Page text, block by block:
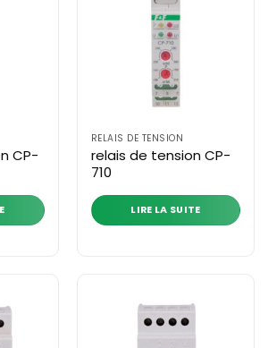
CP-
RELAIS DE TENSION
relais de tension CP-
710
LIRE LA SUITE